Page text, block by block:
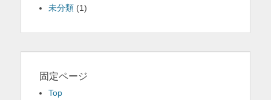
未分類 (1)
固定ページ
Top